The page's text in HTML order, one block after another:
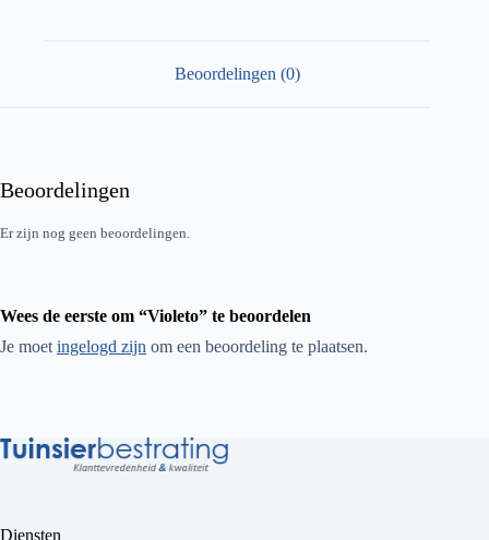
Beoordelingen (0)
Beoordelingen
Er zijn nog geen beoordelingen.
Wees de eerste om “Violeto” te beoordelen
Je moet ingelogd zijn om een beoordeling te plaatsen.
Diensten